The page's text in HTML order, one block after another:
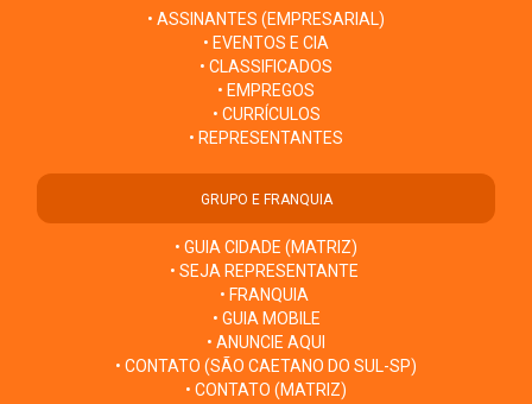
• ASSINANTES (EMPRESARIAL)
• EVENTOS E CIA
• CLASSIFICADOS
• EMPREGOS
• CURRÍCULOS
• REPRESENTANTES
GRUPO E FRANQUIA
• GUIA CIDADE (MATRIZ)
• SEJA REPRESENTANTE
• FRANQUIA
• GUIA MOBILE
• ANUNCIE AQUI
• CONTATO (SÃO CAETANO DO SUL-SP)
• CONTATO (MATRIZ)